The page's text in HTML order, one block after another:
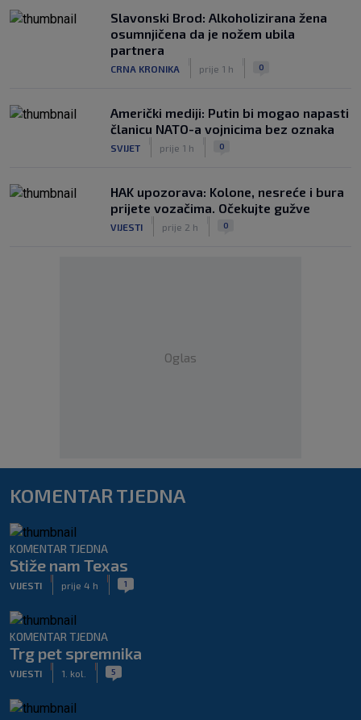
Slavonski Brod: Alkoholizirana žena
osumnjičena da je nožem ubila
partnera
CRNA KRONIKA prije 1 h 0
Američki mediji: Putin bi mogao napasti
članicu NATO-a vojnicima bez oznaka
SVIJET prije 1 h 0
HAK upozorava: Kolone, nesreće i bura
prijete vozačima. Očekujte gužve
VIJESTI prije 2 h 0
Oglas
KOMENTAR TJEDNA
KOMENTAR TJEDNA
Stiže nam Texas
VIJESTI prije 4 h 1
KOMENTAR TJEDNA
Trg pet spremnika
VIJESTI 1. kol. 5